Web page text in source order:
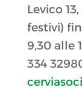
Levico
festivi)
9,30 alle
334